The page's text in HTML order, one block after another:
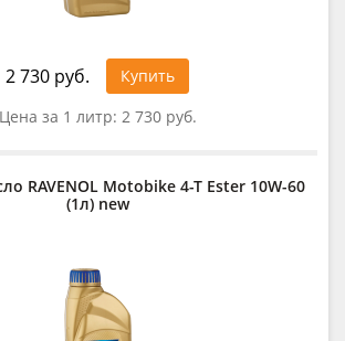
2 730 руб.
Купить
Цена за 1 литр: 2 730 руб.
RAVENOL Motobike 4-T Ester 10W-60
(1л) new